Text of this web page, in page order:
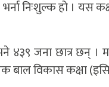
निःशुल्क हो । यस
४३९ जना छात्र छन् ।
बाल विकास कक्षा